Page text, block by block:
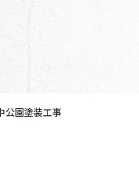
公園塗装工事